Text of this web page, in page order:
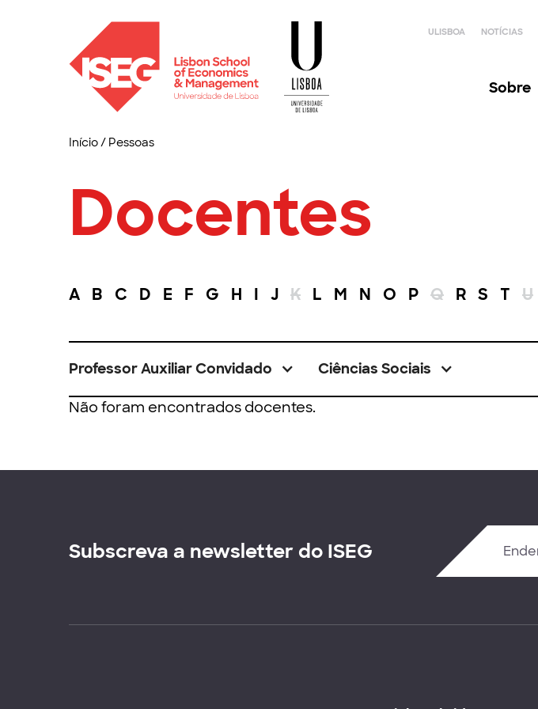
ULISBOA NOTÍCIAS
Sobre
Início/ Pessoas
Docentes
A B C D E F G H I J K L M N O P Q R S T U
Professor Auxiliar Convidado Ciências Sociais
Não foram encontrados docentes.
Subscreva a newsletter do ISEG